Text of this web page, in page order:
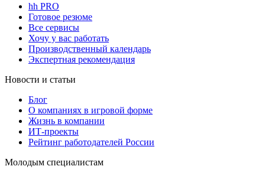
hh PRO
Готовое резюме
Все сервисы
Хочу у вас работать
Производственный календарь
Экспертная рекомендация
Новости и статьи
Блог
О компаниях в игровой форме
Жизнь в компании
ИТ-проекты
Рейтинг работодателей России
Молодым специалистам